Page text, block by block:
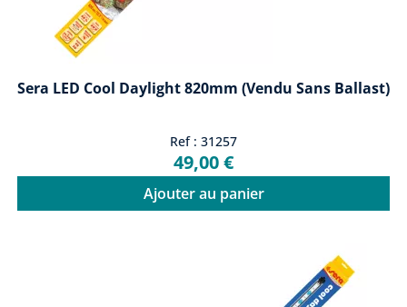
Sera LED Cool Daylight 820mm (vendu Sans Ballast)
Ref : 31257
49,00 €
Ajouter au panier